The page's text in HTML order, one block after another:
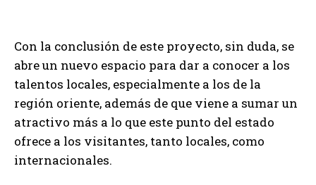
Con la conclusión de este proyecto, sin duda, se
abre un nuevo espacio para dar a conocer a los
talentos locales, especialmente a los de la
región oriente, además de que viene a sumar un
atractivo más a lo que este punto del estado
ofrece a los visitantes, tanto locales, como
internacionales.